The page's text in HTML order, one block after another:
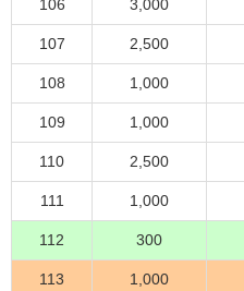
106 3,000
107 2,500
108 1,000
109 1,000
110 2,500
111 1,000
112 300
113 1,000